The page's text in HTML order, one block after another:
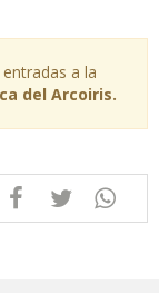
a la
del Arcoiris.